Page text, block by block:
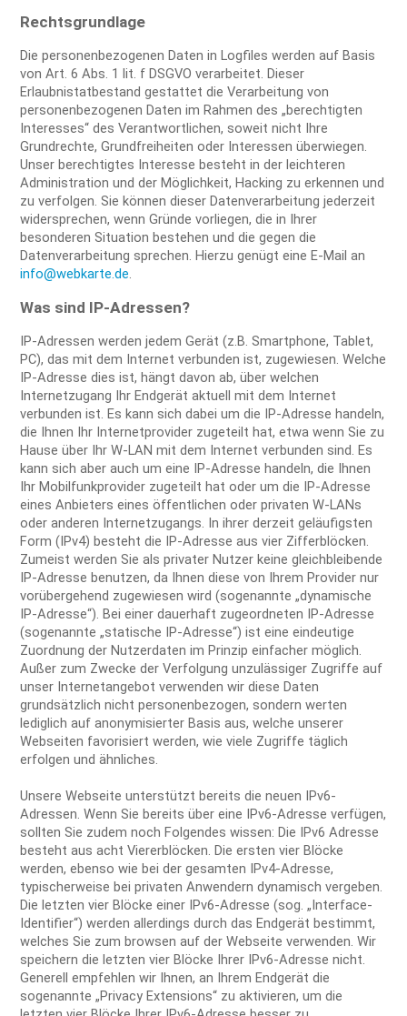
Rechtsgrundlage
Die personenbezogenen Daten in Logfiles werden auf Basis
von Art. 6 Abs. 1 lit. f DSGVO verarbeitet. Dieser
Erlaubnistatbestand gestattet die Verarbeitung von
personenbezogenen Daten im Rahmen des „berechtigten
Interesses“ des Verantwortlichen, soweit nicht Ihre
Grundrechte, Grundfreiheiten oder Interessen überwiegen.
Unser berechtigtes Interesse besteht in der leichteren
Administration und der Möglichkeit, Hacking zu erkennen und
zu verfolgen. Sie können dieser Datenverarbeitung jederzeit
widersprechen, wenn Gründe vorliegen, die in Ihrer
besonderen Situation bestehen und die gegen die
Datenverarbeitung sprechen. Hierzu genügt eine E-Mail an
info@webkarte.de.
Was sind IP-Adressen?
IP-Adressen werden jedem Gerät (z.B. Smartphone, Tablet,
PC), das mit dem Internet verbunden ist, zugewiesen. Welche
IP-Adresse dies ist, hängt davon ab, über welchen
Internetzugang Ihr Endgerät aktuell mit dem Internet
verbunden ist. Es kann sich dabei um die IP-Adresse handeln,
die Ihnen Ihr Internetprovider zugeteilt hat, etwa wenn Sie zu
Hause über Ihr W-LAN mit dem Internet verbunden sind. Es
kann sich aber auch um eine IP-Adresse handeln, die Ihnen
Ihr Mobilfunkprovider zugeteilt hat oder um die IP-Adresse
eines Anbieters eines öffentlichen oder privaten W-LANs
oder anderen Internetzugangs. In ihrer derzeit geläufigsten
Form (IPv4) besteht die IP-Adresse aus vier Zifferblöcken.
Zumeist werden Sie als privater Nutzer keine gleichbleibende
IP-Adresse benutzen, da Ihnen diese von Ihrem Provider nur
vorübergehend zugewiesen wird (sogenannte „dynamische
IP-Adresse“). Bei einer dauerhaft zugeordneten IP-Adresse
(sogenannte „statische IP-Adresse“) ist eine eindeutige
Zuordnung der Nutzerdaten im Prinzip einfacher möglich.
Außer zum Zwecke der Verfolgung unzulässiger Zugriffe auf
unser Internetangebot verwenden wir diese Daten
grundsätzlich nicht personenbezogen, sondern werten
lediglich auf anonymisierter Basis aus, welche unserer
Webseiten favorisiert werden, wie viele Zugriffe täglich
erfolgen und ähnliches.
Unsere Webseite unterstützt bereits die neuen IPv6-
Adressen. Wenn Sie bereits über eine IPv6-Adresse verfügen,
sollten Sie zudem noch Folgendes wissen: Die IPv6 Adresse
besteht aus acht Viererblöcken. Die ersten vier Blöcke
werden, ebenso wie bei der gesamten IPv4-Adresse,
typischerweise bei privaten Anwendern dynamisch vergeben.
Die letzten vier Blöcke einer IPv6-Adresse (sog. „Interface-
Identifier“) werden allerdings durch das Endgerät bestimmt,
welches Sie zum browsen auf der Webseite verwenden. Wir
speichern die letzten vier Blöcke Ihrer IPv6-Adresse nicht.
Generell empfehlen wir Ihnen, an Ihrem Endgerät die
sogenannte „Privacy Extensions“ zu aktivieren, um die